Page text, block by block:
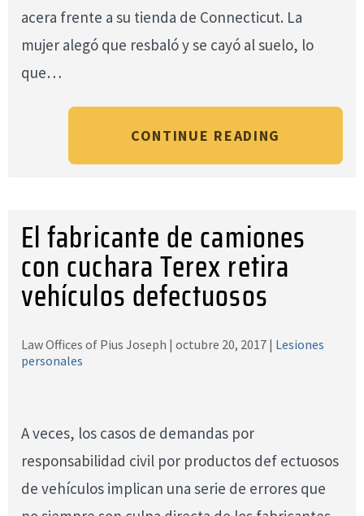
acera frente a su tienda de Connecticut. La
mujer alegó que resbaló y se cayó al suelo, lo
que…
CONTINUE READING
El fabricante de camiones
con cuchara Terex retira
vehículos defectuosos
Law Offices of Pius Joseph | octubre 20, 2017 | Lesiones
personales
A veces, los casos de demandas por
responsabilidad civil por productos def ectuosos
de vehículos implican una serie de errores que